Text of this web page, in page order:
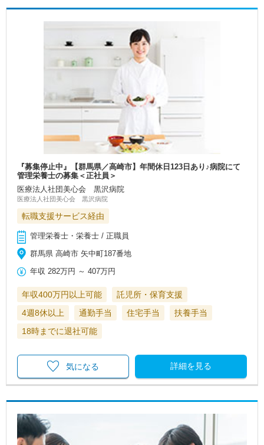
『募集停止中』【群馬県／高崎市】年間休日123日あり♪病院にて
管理栄養士の募集＜正社員＞
医療法人社団美心会 黒沢病院
医療法人社団美心会 黒沢病院
転職支援サービス経由
管理栄養士・栄養士 / 正職員
群馬県 高崎市 矢中町187番地
年収 282万円 ～407万円
年収400万円以上可能
託児所・保育支援
4週8休以上
通勤手当 住宅手当
扶養手当
18時までに退社可能
詳細を見る
気になる